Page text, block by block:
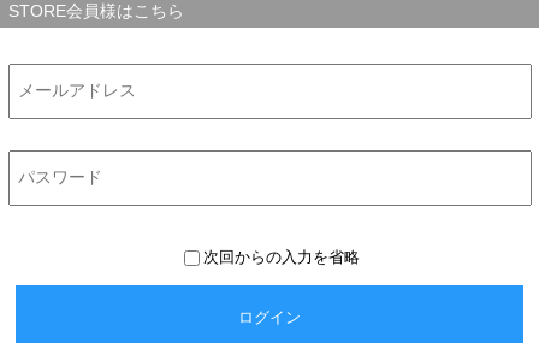
STORE会員様はこちら
次回からの入力を省略
ログイン